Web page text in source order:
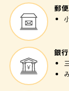
郵
銀行